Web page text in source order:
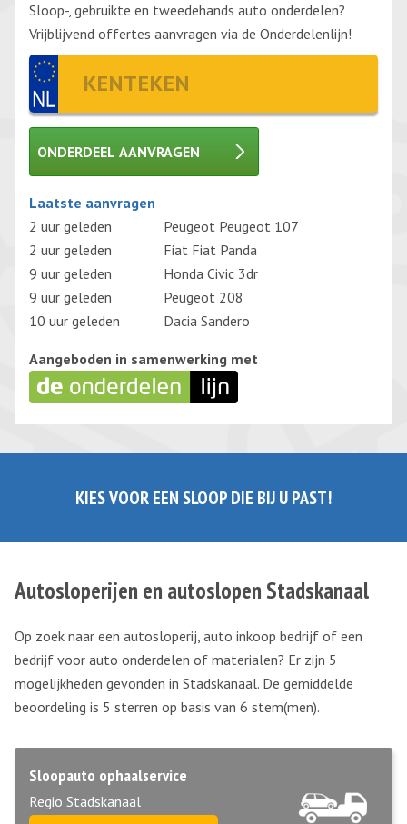
Sloop-, gebruikte en tweedehands auto onderdelen?
Vrijblijvend offertes aanvragen via de Onderdelenlijn!
ONDERDEEL AANVRAGEN
Gelieve dit veld leeg te laten.
Laatste aanvragen
2 uur geleden
Peugeot Peugeot 107
2 uur geleden
Fiat Fiat Panda
9 uur geleden
Honda Civic 3dr
9 uur geleden
Peugeot 208
10 uur geleden
Dacia Sandero
Aangeboden in samenwerking met
KIES VOOR EEN SLOOP DIE BIJ U PAST!
Autosloperijen en autoslopen Stadskanaal
Op zoek naar een autosloperij, auto inkoop bedrijf of een
bedrijf voor auto onderdelen of materialen? Er zijn 5
mogelijkheden gevonden in Stadskanaal. De gemiddelde
beoordeling is 5 sterren op basis van 6 stem(men).
Sloopauto ophaalservice
Regio Stadskanaal